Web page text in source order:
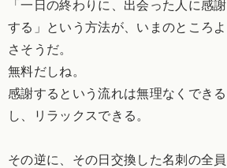
「一日の終わりに、出会った人に感謝
する」という方法が、いまのところよ
さそうだ。
無料だしね。
感謝するという流れは無理なくできる
し、リラックスできる。
その逆に、その日交換した名刺の全員